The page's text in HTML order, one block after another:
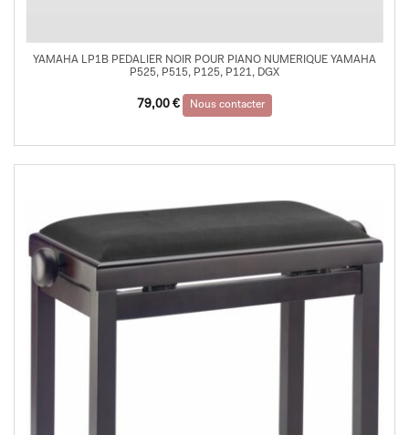
YAMAHA LP1B PEDALIER NOIR POUR PIANO NUMERIQUE YAMAHA
P525, P515, P125, P121, DGX
79,00 € Nous contacter